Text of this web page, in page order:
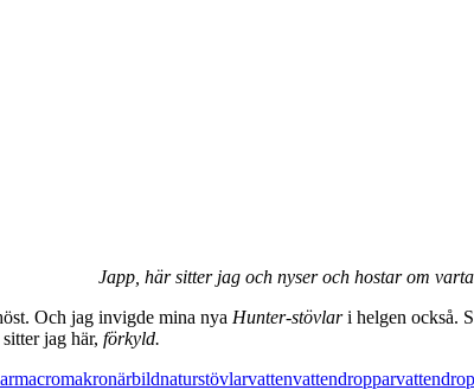
Japp, här sitter jag och nyser och hostar om
Och jag invigde mina nya Hunter-stövlari helgen också.
jag här, förkyld.
macromakronärbildnaturstövlarvattenvattendroppar